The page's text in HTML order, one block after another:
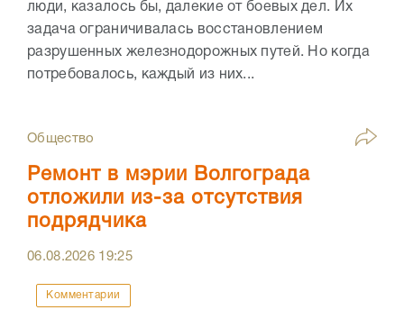
люди, казалось бы, далекие от боевых дел. Их
задача ограничивалась восстановлением
разрушенных железнодорожных путей. Но когда
потребовалось, каждый из них...
Общество
Ремонт в мэрии Волгограда
отложили из-за отсутствия
подрядчика
06.08.2026 19:25
Комментарии